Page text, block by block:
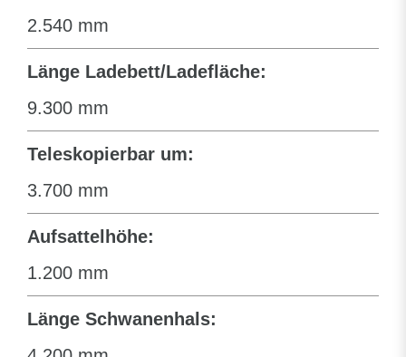
2.540 mm
Länge Ladebett/Ladefläche:
9.300 mm
Teleskopierbar um:
3.700 mm
Aufsattelhöhe:
1.200 mm
Länge Schwanenhals: